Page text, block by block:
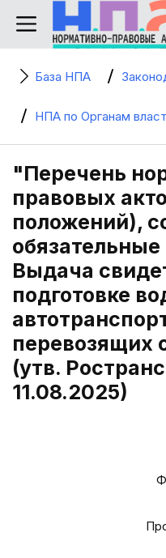
База НПА
НПА по Органам
"Перечень
правовых
положений),
Выдача
подготовке
перевозящих
(утв.
11.08.2025)